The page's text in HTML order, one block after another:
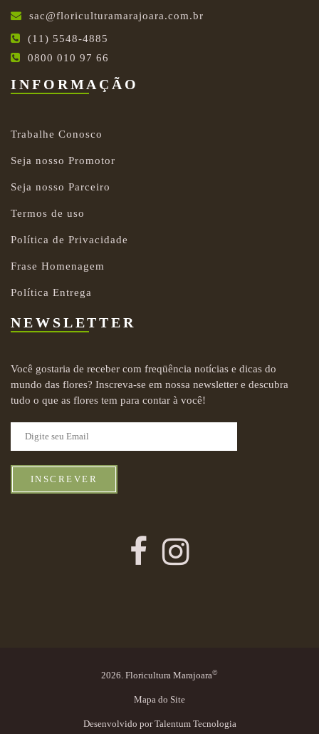
sac@floriculturamarajoara.com.br
(11) 5548-4885
0800 010 97 66
INFORMAÇÃO
Trabalhe Conosco
Seja nosso Promotor
Seja nosso Parceiro
Termos de uso
Política de Privacidade
Frase Homenagem
Política Entrega
NEWSLETTER
Você gostaria de receber com freqüência notícias e dicas do
mundo das flores? Inscreva-se em nossa newsletter e descubra
tudo o que as flores tem para contar à você!
INSCREVER
2026. Floricultura Marajoara©
Mapa do Site
Desenvolvido porTalentum Tecnologia